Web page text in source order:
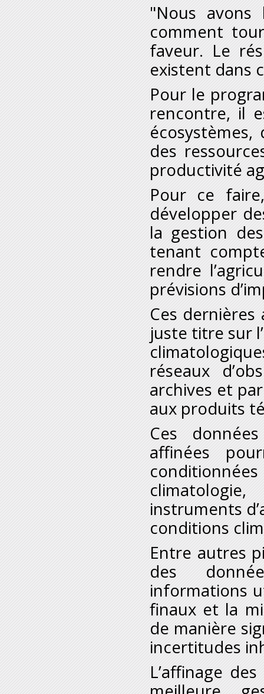
"Nous
comment
faveur. Le
existent dans
Pour le
rencontre, il
des
productivité
Pour ce
développer
la gestion
tenant
rendre
prévisions
Ces dernières
juste titre sur
réseaux
archives et
aux produits
Ces
affinées
instruments
conditions
Entre autres
des
informations
finaux et la
de manière
incertitudes
L’affinage